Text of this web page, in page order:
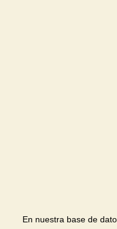
En nuestra base de